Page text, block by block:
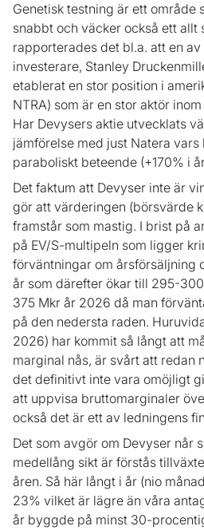
Genetisk testning är ett område
snabbt och väcker också ett allt
rapporterades det bl.a. att en
investerare, Stanley
etablerat en stor position i
NTRA) som är en stor aktör
Har Devysers aktie utvecklats
jämförelse med just Natera
paraboliskt beteende (+170% i
Det faktum att Devyser inte är
gör att värderingen (börsvärde
framstår som mastig. I brist på
på EV/S-multipeln som ligger
förväntningar om årsförsäljning
år som därefter ökar till 295-
375 Mkr år 2026 då man
på den nedersta raden.
2026) har kommit så långt att
marginal nås, är svårt att redan
det definitivt inte vara omöjligt
att uppvisa bruttomarginaler
också det är ett av ledningens
Det som avgör om Devyser når
medellång sikt är förstås
åren. Så här långt i år (nio
23% vilket är lägre än våra
år byggde på minst 30-